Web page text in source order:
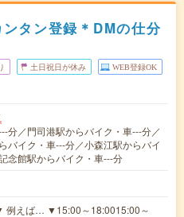
タン登録＊DMの仕分
土日祝日が休み WEB登録OK
分／門司港駅からバイク・車---分／
バイク・車---分／小森江駅からバイ
念館駅からバイク・車---分
例えば… ▼15:00～18:0015:00～